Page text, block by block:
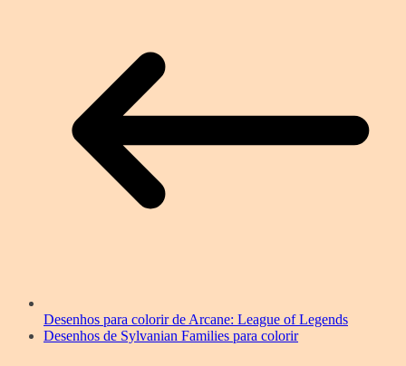
Desenhos para colorir de Arcane: League of Legends
Desenhos de Sylvanian Families para colorir